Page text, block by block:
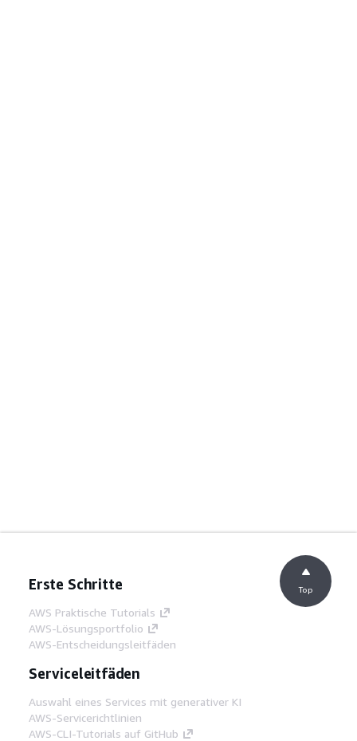
Erste Schritte
AWS Praktische Tutorials
AWS-Lösungsportfolio
AWS-Entscheidungsleitfäden
Serviceleitfäden
Auswahl eines Services mit generativer KI
AWS-Servicerichtlinien
AWS-CLI-Tutorials auf GitHub
Top